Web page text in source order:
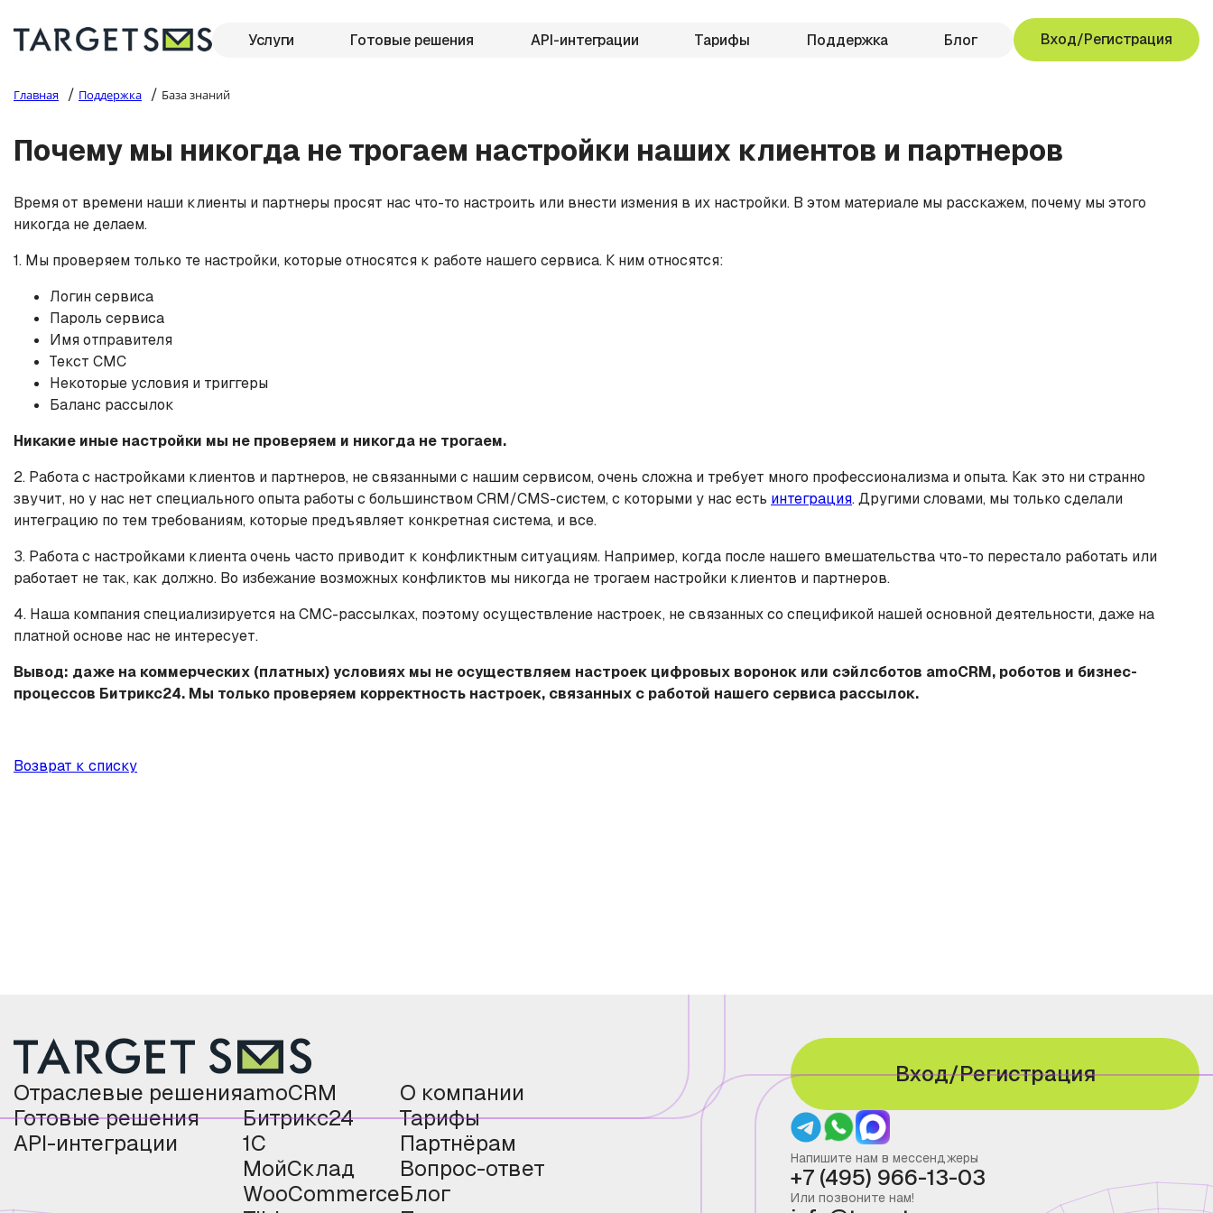
Услуги Готовые решения API-интеграции Тарифы Поддержка Блог Вход/Регистрация
Главная / Поддержка / База знаний
Почему мы никогда не трогаем настройки наших клиентов и партнеров
Время от времени наши клиенты и партнеры просят нас что-то настроить или внести измения в их настройки. В этом материале мы расскажем, почему мы этого
никогда не делаем.
1. Мы проверяем только те настройки, которые относятся к работе нашего сервиса. К ним относятся:
Логин сервиса
Пароль сервиса
Имя отправителя
Текст СМС
Некоторые условия и триггеры
Баланс рассылок
Никакие иные настройки мы не проверяем и никогда не трогаем.
2. Работа с настройками клиентов и партнеров, не связанными с нашим сервисом, очень сложна и требует много профессионализма и опыта. Как это ни странно
звучит, но у нас нет специального опыта работы с большинством CRM/CMS-систем, с которыми у нас есть интеграция. Другими словами, мы только сделали
интеграцию по тем требованиям, которые предъявляет конкретная система, и все.
3. Работа с настройками клиента очень часто приводит к конфликтным ситуациям. Например, когда после нашего вмешательства что-то перестало работать или
работает не так, как должно. Во избежание возможных конфликтов мы никогда не трогаем настройки клиентов и партнеров.
4. Наша компания специализируется на СМС-рассылках, поэтому осуществление настроек, не связанных со спецификой нашей основной деятельности, даже на
платной основе нас не интересует.
Вывод: даже на коммерческих (платных) условиях мы не осуществляем настроек цифровых воронок или сэйлсботов amoCRM, роботов и бизнес-
процессов Битрикс24. Мы только проверяем корректность настроек, связанных с работой нашего сервиса рассылок.
Возврат к списку
Отраслевые решения
Готовые решения
API-интеграции
amoCRM
Битрикс24
1С
МойСклад
WooCommerce
О компании
Тарифы
Партнёрам
Вопрос-ответ
Блог
Вход/Регистрация
Напишите нам в мессенджеры
+7 (495) 966-13-03
Или позвоните нам!